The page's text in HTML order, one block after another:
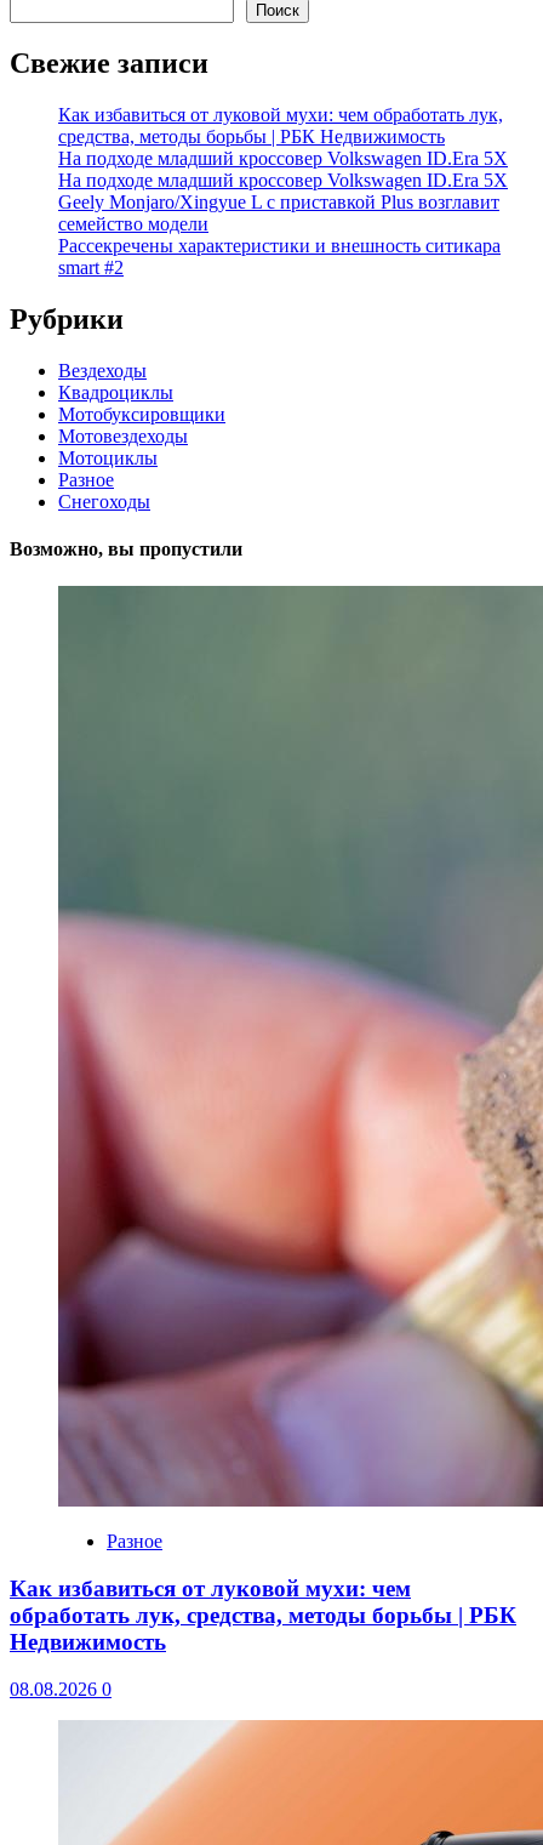
Поиск
Свежие записи
Как избавиться от луковой мухи: чем обработать лук,
средства, методы борьбы | РБК Недвижимость
На подходе младший кроссовер Volkswagen ID.Era 5X
На подходе младший кроссовер Volkswagen ID.Era 5X
Geely Monjaro/Xingyue L с приставкой Plus возглавит
семейство модели
Рассекречены характеристики и внешность ситикара
smart #2
Рубрики
Вездеходы
Квадроциклы
Мотобуксировщики
Мотовездеходы
Мотоциклы
Разное
Снегоходы
Возможно, вы пропустили
Разное
Как избавиться от луковой мухи: чем
обработать лук, средства, методы борьбы | РБК
Недвижимость
08.08.2026 0